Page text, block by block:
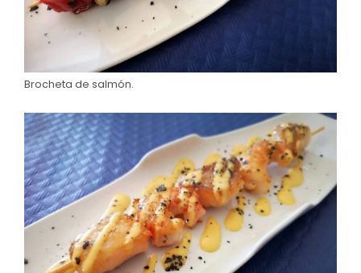
Brocheta de salmón.